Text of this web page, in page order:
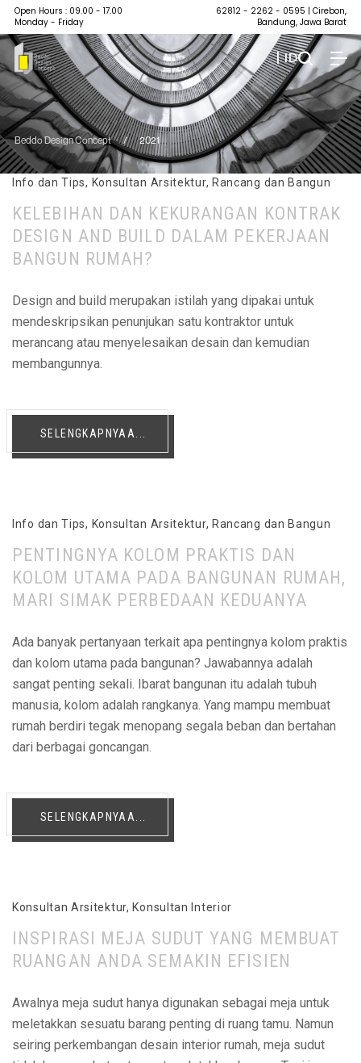
Open Hours : 09.00 - 17.00
Monday - Friday
62812 - 2262 - 0595 | Cirebon,
Bandung, Jawa Barat
| ID
Beddo Design Concept / 2021
Info dan Tips, Konsultan Arsitektur, Rancang dan Bangun
KELEBIHAN DAN KEKURANGAN KONTRAK
DESIGN AND BUILD DALAM PEKERJAAN
BANGUN RUMAH?
Design and build merupakan istilah yang dipakai untuk
mendeskripsikan penunjukan satu kontraktor untuk
merancang atau menyelesaikan desain dan kemudian
membangunnya.
SELENGKAPNYAA...
Info dan Tips, Konsultan Arsitektur, Rancang dan Bangun
PENTINGNYA KOLOM PRAKTIS DAN
KOLOM UTAMA PADA BANGUNAN RUMAH,
MARI SIMAK PERBEDAAN KEDUANYA
Ada banyak pertanyaan terkait apa pentingnya kolom praktis
dan kolom utama pada bangunan? Jawabannya adalah
sangat penting sekali. Ibarat bangunan itu adalah tubuh
manusia, kolom adalah rangkanya. Yang mampu membuat
rumah berdiri tegak menopang segala beban dan bertahan
dari berbagai goncangan.
SELENGKAPNYAA...
Konsultan Arsitektur, Konsultan Interior
INSPIRASI MEJA SUDUT YANG MEMBUAT
RUANGAN ANDA SEMAKIN EFISIEN
Awalnya meja sudut hanya digunakan sebagai meja untuk
meletakkan sesuatu barang penting di ruang tamu. Namun
seiring perkembangan desain interior rumah, meja sudut